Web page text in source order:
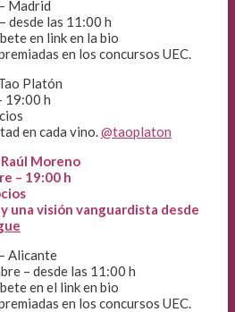
Madrid
desde las 11:00 h
en link en la bio
en los concursos UEC.
Platón
19:00 h
en cada vino.@taoplaton
Moreno
– 19:00 h
una visión vanguardista desde
Alicante
– desde las 11:00 h
en el link en bio
en los concursos UEC.